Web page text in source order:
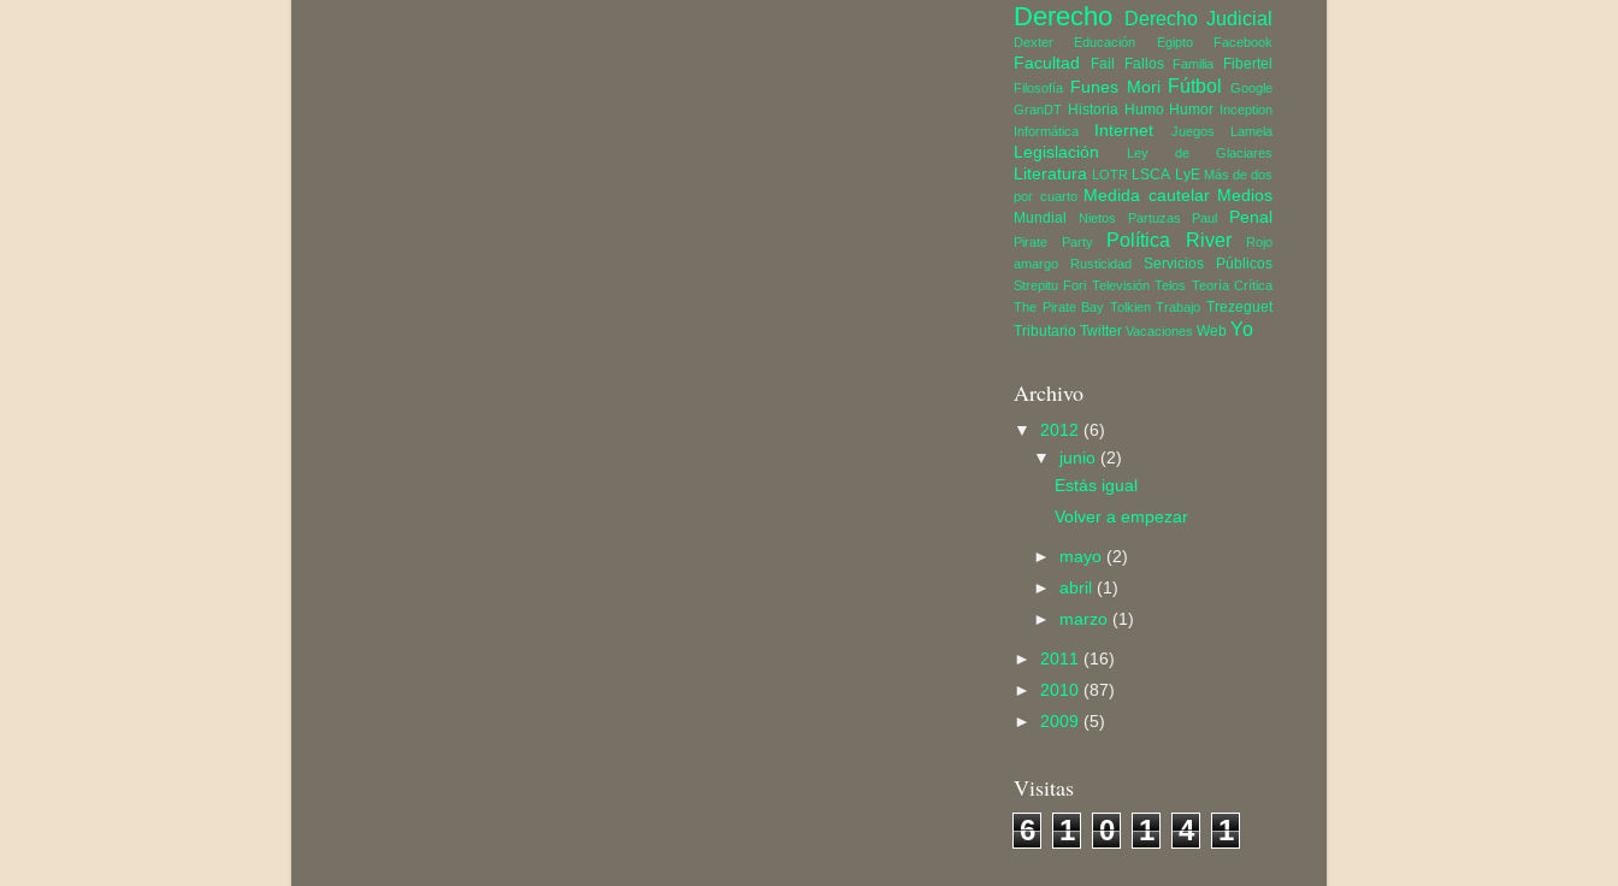
Derecho Derecho Judicial
Dexter Educación Egipto Facebook
Facultad Fail Fallos Familia Fibertel
Filosofía Funes Mori Fútbol
Google
GranDT Historia Humo Humor Inception
Informática
Internet Juegos Lamela
Legislación Ley de Glaciares
Literatura LOTR LSCA LyE Más de dos
por cuarto
Medida cautelar Medios
Mundial Nietos Partuzas Paul Penal
Pirate Party Política River
Rojo
amargo
Rusticidad Servicios Públicos
Strepitu Fori Televisión Telos Teoría Crítica
The Pirate Bay Tolkien Trabajo Trezeguet
Tributario Twitter Vacaciones Web Yo
Archivo
▼ 2012 (6)
▼ junio (2)
Estás igual
Volver a empezar
► mayo (2)
►abril (1)
► marzo (1)
► 2011 (16)
► 2010 (87)
► 2009 (5)
Visitas
6 1 0 1 4 1